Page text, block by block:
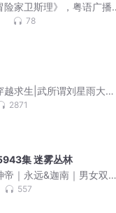
险家卫斯理》，粤语广播
78
越求生|武所谓刘星雨大冒
2871
集 迷雾丛林
帝｜永远&迦南｜男女双播
载重启
557